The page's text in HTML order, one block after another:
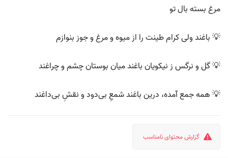
مرغ بسته بال تو
💡 باغند ولی کرام طینت را از میوه و مرغ و جوز بنوازم
💡 گل و نرگس ز نیکویان باغند میان بوستان چشم و چراغند
💡 همه جمع آمده، درین باغند شمعِ بی‌دود و نقشِ بی‌داغند
گزارش محتوای نامناسب